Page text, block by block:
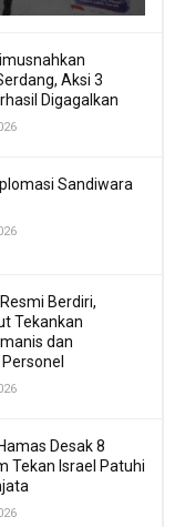
Aksi 3
Digagalkan
Sandiwara
Berdiri,
Tekankan
dan
Desak 8
Tekan Israel Patuhi